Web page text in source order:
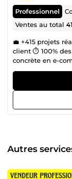
Professionnel
Ventes au total
💼 +415 projets
client ⏱️ 100%
concrète en e-
entrepreneuriat
&amp; Brand
(SEO, content,
Fondateur de
Accompagnateur
business en
💬 Besoin d’un
Autres